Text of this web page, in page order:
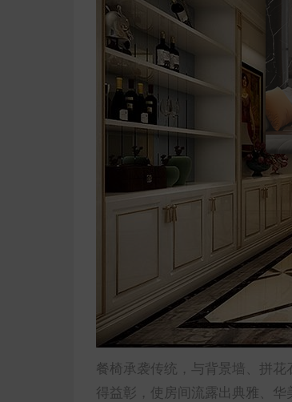
餐椅承袭传统，与背景墙、拼
得益彰，使房间流露出典雅、